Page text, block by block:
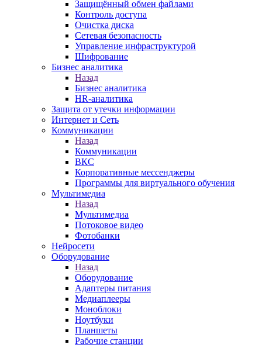
Защищённый обмен файлами
Контроль доступа
Очистка диска
Сетевая безопасность
Управление инфраструктурой
Шифрование
Бизнес аналитика
Назад
Бизнес аналитика
HR-аналитика
Защита от утечки информации
Интернет и Сеть
Коммуникации
Назад
Коммуникации
ВКС
Корпоративные мессенджеры
Программы для виртуального обучения
Мультимедиа
Назад
Мультимедиа
Потоковое видео
Фотобанки
Нейросети
Оборудование
Назад
Оборудование
Адаптеры питания
Медиаплееры
Моноблоки
Ноутбуки
Планшеты
Рабочие станции